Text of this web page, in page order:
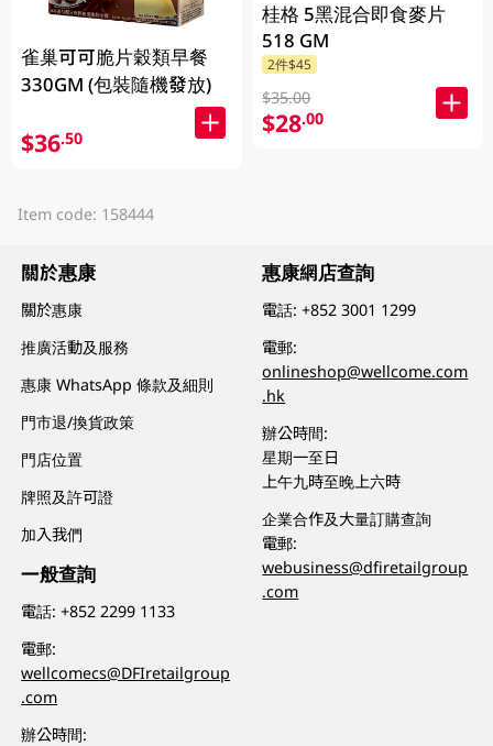
雀巢可可脆片穀類早餐
330GM (包裝隨機發放)
$36.50
桂格 5黑混合即食麥片
518 GM
2件$45
$35.00
$28.00
Item code: 158444
關於惠康
關於惠康
推廣活動及服務
惠康 WhatsApp 條款及細則
門市退/換貨政策
門店位置
牌照及許可證
加入我們
一般查詢
電話:+852 2299 1133
電郵:
wellcomecs@DFIretailgroup
.com
辦公時間:
惠康網店查詢
電話:+852 3001 1299
電郵:
onlineshop@wellcome.com
.hk
辦公時間:
星期一至日
上午九時至晚上六時
企業合作及大量訂購查詢
電郵:
webusiness@dfiretailgroup
.com